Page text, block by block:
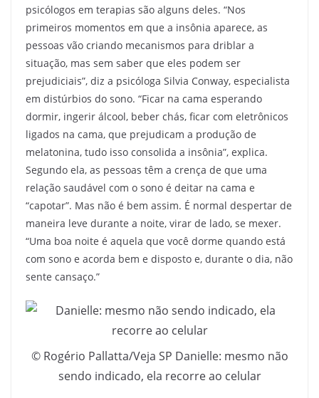
psicólogos em terapias são alguns deles. “Nos
primeiros momentos em que a insônia aparece, as
pessoas vão criando mecanismos para driblar a
situação, mas sem saber que eles podem ser
prejudiciais”, diz a psicóloga Silvia Conway, especialista
em distúrbios do sono. “Ficar na cama esperando
dormir, ingerir álcool, beber chás, ficar com eletrônicos
ligados na cama, que prejudicam a produção de
melatonina, tudo isso consolida a insônia”, explica.
Segundo ela, as pessoas têm a crença de que uma
relação saudável com o sono é deitar na cama e
“capotar”. Mas não é bem assim. É normal despertar de
maneira leve durante a noite, virar de lado, se mexer.
“Uma boa noite é aquela que você dorme quando está
com sono e acorda bem e disposto e, durante o dia, não
sente cansaço.”
© Rogério Pallatta/Veja SP Danielle: mesmo não
sendo indicado, ela recorre ao celular